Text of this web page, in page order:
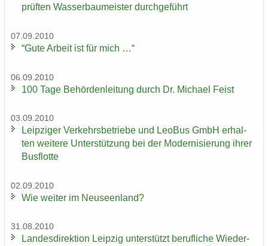
prüf­ten Was­ser­bau­meis­ter durch­ge­führt
07.09.2010
“Gute Ar­beit ist für mich …“
06.09.2010
100 Tage Be­hör­den­lei­tung durch Dr. Mi­cha­el Feist
03.09.2010
Leip­zi­ger Ver­kehrs­be­trie­be und LeoBus GmbH er­hal­
ten wei­te­re Un­ter­stüt­zung bei der Mo­der­ni­sie­rung ihrer
Bus­flot­te
02.09.2010
Wie wei­ter im Neu­seen­land?
31.08.2010
Lan­des­di­rek­ti­on Leip­zig un­ter­stützt be­ruf­li­che Wie­der­